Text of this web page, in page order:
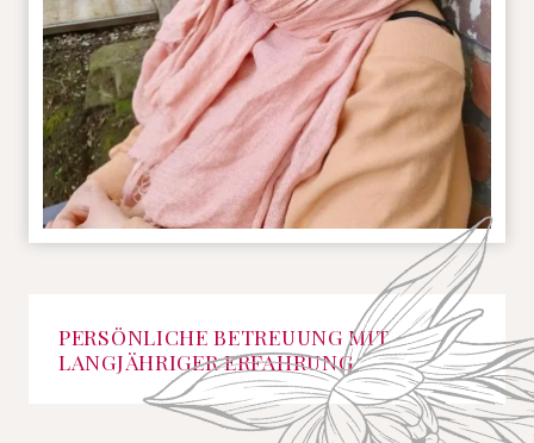
PERSÖNLICHE BETREUUNG MIT
LANGJÄHRIGER ERFAHRUNG